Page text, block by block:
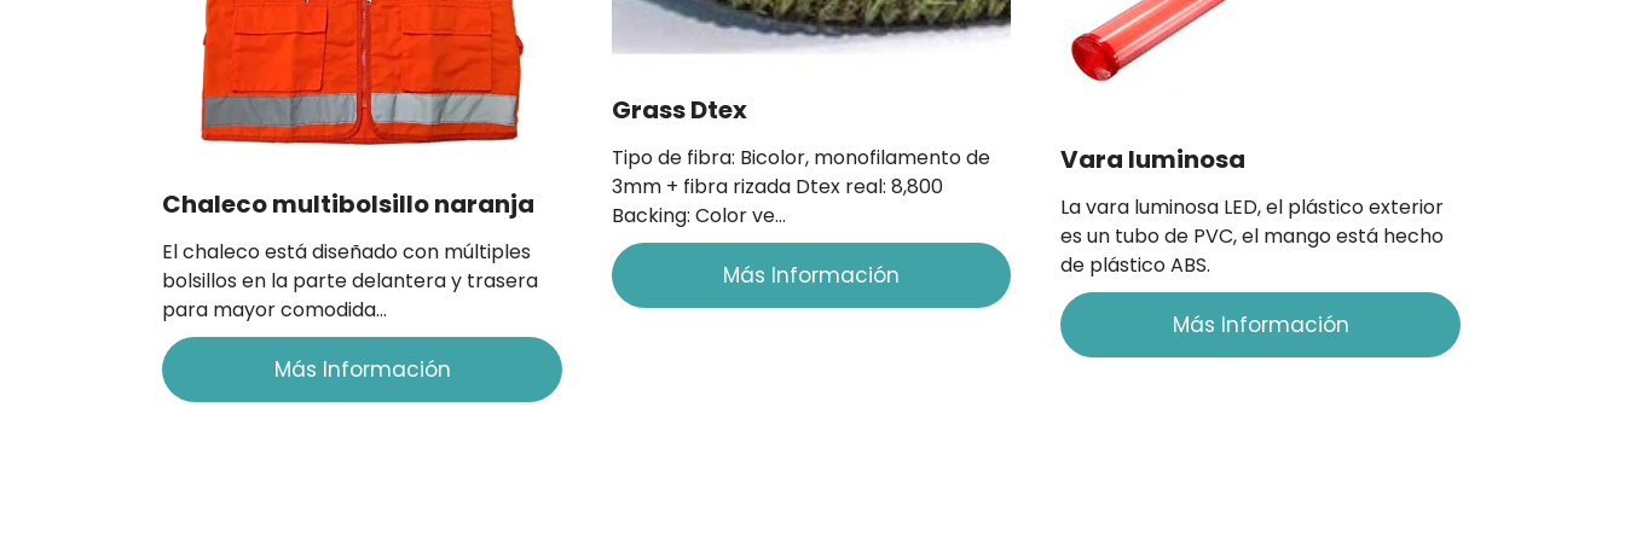
Chaleco multibolsillo naranja
El chaleco está diseñado con múltiples
bolsillos en la parte delantera y trasera
para mayor comodida…
Más Información
Grass Dtex
Tipo de fibra: Bicolor, monofilamento de
3mm + fibra rizada Dtex real: 8,800
Backing: Color ve…
Más Información
Vara luminosa
La vara luminosa LED, el plástico exterior
es un tubo de PVC, el mango está hecho
de plástico ABS.
Más Información